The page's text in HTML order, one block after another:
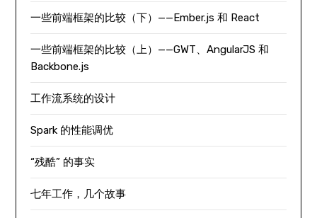
一些前端框架的比较（下）——Ember.js 和 React
一些前端框架的比较（上）——GWT、AngularJS 和
Backbone.js
工作流系统的设计
Spark 的性能调优
“残酷” 的事实
七年工作，几个故事